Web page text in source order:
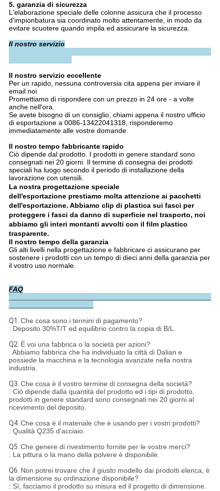
5. garanzia di sicurezza
L'elaborazione speciale delle colonne assicura che il processo
d'impionbatura sia coordinato molto attentamente, in modo da
evitare scuotere quando impila ed assicurare la sicurezza.
Il nostro servizio
Il nostro servizio eccellente
Per un rapido, nessuna controversia cita appena per inviare il
email noi
Promettiamo di rispondere con un prezzo in 24 ore - a volte
anche nell'ora.
Se avete bisogno di un consiglio, chiami appena il nostro ufficio
di esportazione a 0086-13422041318, risponderemo
immediatamente alle vostre domande.
Il nostro tempo fabbricante rapido
Ciò dipende dal prodotto. I prodotti in genere standard sono
consegnati nei 20 giorni. Il termine di consegna dei prodotti
speciali ha luogo secondo il periodo di installazione della
lavorazione con utensili.
La nostra progettazione speciale
dell'esportazione prestiamo molta attenzione ai pacchetti
dell'esportazione. Abbiamo clip di plastica sui fasci per
proteggere i fasci da danno di superficie nel trasporto, noi
abbiamo gli interi montanti avvolti con il film plastico
trasparente.
Il nostro tempo della garanzia
Gli alti livelli nella progettazione e fabbricare ci assicurano per
sostenere i prodotti con un tempo di dieci anni della garanzia per
il vostro uso normale.
FAQ
Q1. Che cosa sono i termini di pagamento?
: Deposito 30%T/T ed equilibrio contro la copia di B/L.
Q2. È voi una fabbrica o la società per azioni?
: Abbiamo fabbrica che ha individuato la città di Dalian e
possiede la macchina e la tecnologia avanzate nella nostra
industria.
Q3. Che cosa è il vostro termine di consegna della società?
: Ciò dipende dalla quantità del prodotto ed i tipi di prodotto,
prodotti in genere standard sono consegnati nei 20 giorni al
ricevimento del deposito.
Q4. Che cosa è il materiale che è usando per i vostri prodotti?
: Qualità Q235 d'acciaio.
Q5. Che genere di rivestimento fornite per le vostre merci?
: La pittura o la mano della polvere è disponibile.
Q6. Non potrei trovare che il giusto modello dai prodotti elenca, è
la dimensione su ordinazione disponibile?
: Sì, facciamo il prodotto su misura ed il progetto di dimensione.